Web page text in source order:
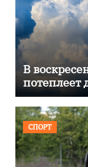
В
потеплеет
СПОРТ